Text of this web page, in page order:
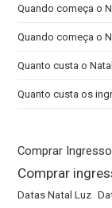
Quando começa o
Quando começa o
Quanto custa o
Quanto custa os
Comprar
Comprar
Datas Natal Luz